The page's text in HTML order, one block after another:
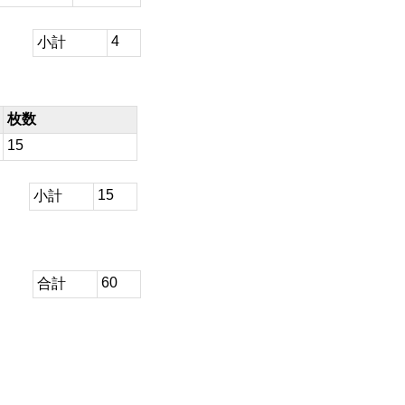
小計 4
枚数
15
小計 15
合計 60